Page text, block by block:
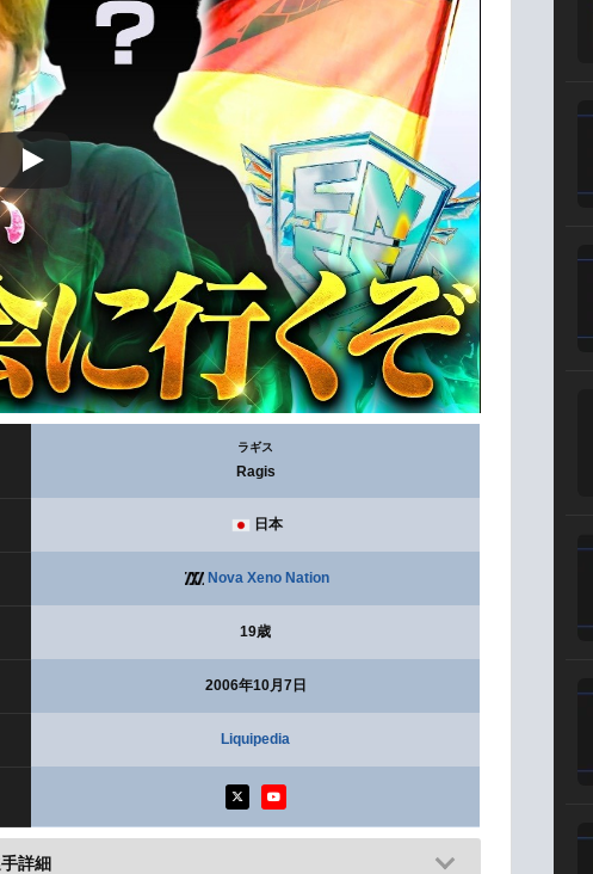
ラギス
Ragis
日本
Nova Xeno Nation
19歳
2006年10月7日
Liquipedia
詳細